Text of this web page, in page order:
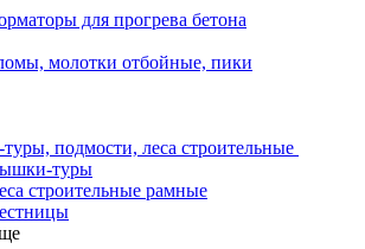
для прогрева бетона
молотки отбойные, пики
подмости, леса строительные
туры
строительные рамные